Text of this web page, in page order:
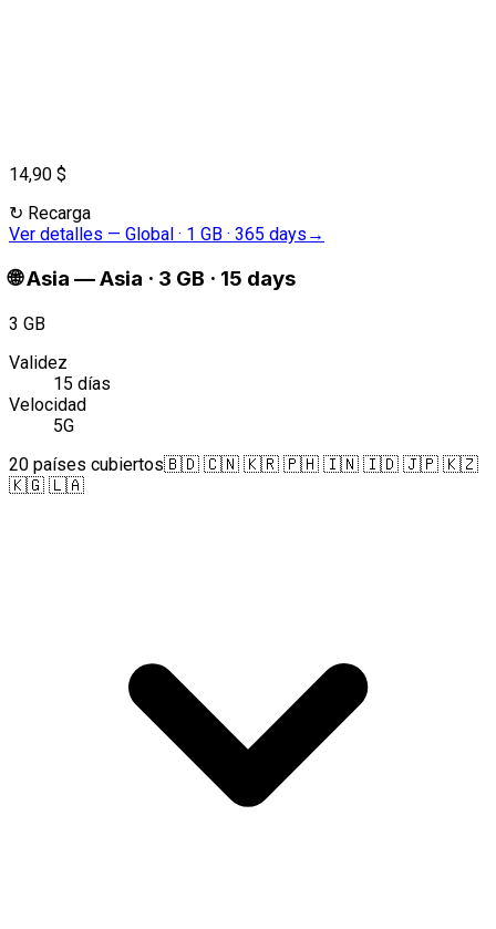
14,90 $
↻ Recarga
Ver detalles — Global · 1 GB · 365 days →
🌐Asia —Asia · 3 GB · 15 days
3 GB
Validez
15 días
Velocidad
5G
20 países cubiertos🇧🇩 🇨🇳 🇰🇷 🇵🇭 🇮🇳 🇮🇩 🇯🇵 🇰🇿
🇰🇬 🇱🇦